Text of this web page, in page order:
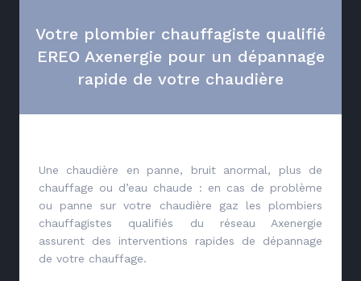
Votre plombier chauffagiste qualifié
EREO Axenergie pour un dépannage
rapide de votre chaudière
Une chaudière en panne, bruit anormal, plus de
chauffage ou d’eau chaude : en cas de problème
ou panne sur votre chaudière gaz les plombiers
chauffagistes qualifiés du réseau Axenergie
assurent des interventions rapides de dépannage
de votre chauffage.